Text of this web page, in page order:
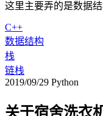
这里主要弄的是数据
C++
数据结构
栈
链栈
2019/09/29 Python
关于宿舍洗衣